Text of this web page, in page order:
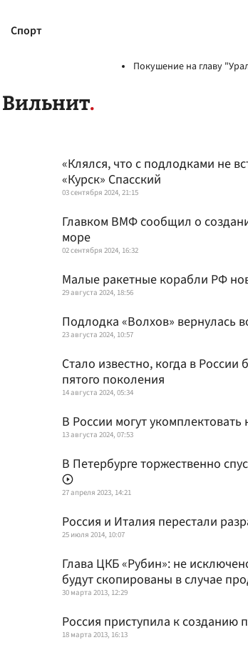
Спорт
Покушение на главу
«Клялся, что с подлодками не
«Курск» Спасский
03 сентября 2024, 21:15
Главком ВМФ сообщил о
море
02 сентября 2024, 16:32
Малые ракетные корабли РФ
29 августа 2024, 18:56
Подлодка «Волхов» вернулась
23 августа 2024, 10:57
Стало известно, когда в
пятого поколения
14 августа 2024, 05:34
В России могут
13 августа 2024, 07:53
В Петербурге торжественно
27 апреля 2023, 14:21
Россия и Италия перестали
25 июля 2014, 10:07
Глава ЦКБ «Рубин»: не
будут скопированы в случае
30 марта 2013, 12:29
Россия приступила к созданию
18 марта 2013, 16:13